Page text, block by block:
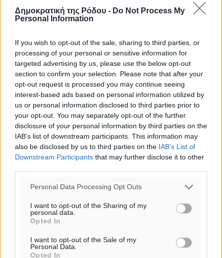
Δημοκρατική της Ρόδου - Do Not Process My
Personal Information
If you wish to opt-out of the sale, sharing to third parties, or
processing of your personal or sensitive information for
targeted advertising by us, please use the below opt-out
section to confirm your selection. Please note that after your
opt-out request is processed you may continue seeing
interest-based ads based on personal information utilized by
us or personal information disclosed to third parties prior to
your opt-out. You may separately opt-out of the further
disclosure of your personal information by third parties on the
IAB’s list of downstream participants. This information may
also be disclosed by us to third parties on the IAB’s List of
Downstream Participants that may further disclose it to other
Personal Data Processing Opt Outs
I want to opt-out of the Sharing of my
personal data.
Opted In
I want to opt-out of the Sale of my
Personal Data.
Opted In
Ροή ειδήσεων
Γ’ Εθνική Κατηγορία: Οι ημερομηνίες των
αγωνιστικών της κανονικής περιόδου
πελατών
Τοπικές Ειδήσεις
Χωρίς υποχρεωτική παρουσία μικρών στη 12άδα